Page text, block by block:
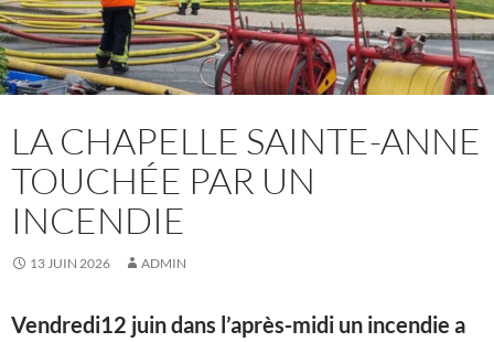
LA CHAPELLE SAINTE-ANNE
TOUCHÉE PAR UN
INCENDIE
13 JUIN 2026 ADMIN
Vendredi12 juin dans l’après-midi un incendie a